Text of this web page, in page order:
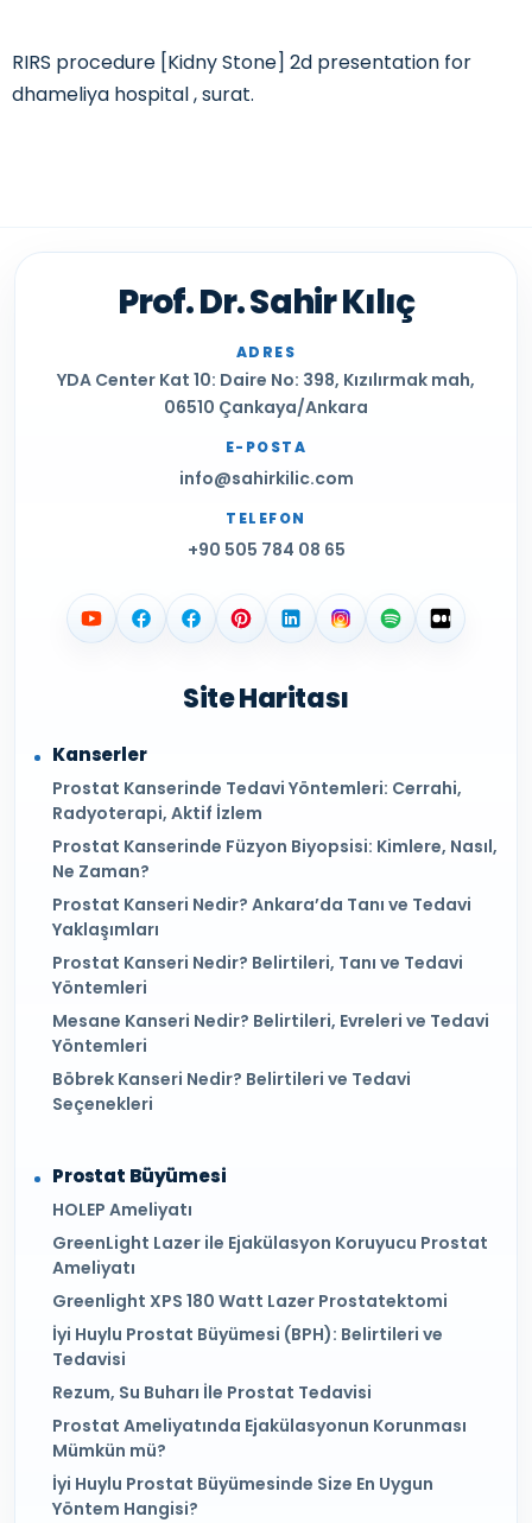
RIRS procedure [Kidny Stone] 2d presentation for
dhameliya hospital , surat.
Prof. Dr. Sahir Kılıç
ADRES
YDA Center Kat 10: Daire No: 398, Kızılırmak mah,
06510 Çankaya/Ankara
E-POSTA
info@sahirkilic.com
TELEFON
+90 505 784 08 65
Site Haritası
Kanserler
Prostat Kanserinde Tedavi Yöntemleri: Cerrahi,
Radyoterapi, Aktif İzlem
Prostat Kanserinde Füzyon Biyopsisi: Kimlere, Nasıl,
Ne Zaman?
Prostat Kanseri Nedir? Ankara’da Tanı ve Tedavi
Yaklaşımları
Prostat Kanseri Nedir? Belirtileri, Tanı ve Tedavi
Yöntemleri
Mesane Kanseri Nedir? Belirtileri, Evreleri ve Tedavi
Yöntemleri
Böbrek Kanseri Nedir? Belirtileri ve Tedavi
Seçenekleri
Prostat Büyümesi
HOLEP Ameliyatı
GreenLight Lazer ile Ejakülasyon Koruyucu Prostat
Ameliyatı
Greenlight XPS 180 Watt Lazer Prostatektomi
İyi Huylu Prostat Büyümesi (BPH): Belirtileri ve
Tedavisi
Rezum, Su Buharı İle Prostat Tedavisi
Prostat Ameliyatında Ejakülasyonun Korunması
Mümkün mü?
İyi Huylu Prostat Büyümesinde Size En Uygun
Yöntem Hangisi?